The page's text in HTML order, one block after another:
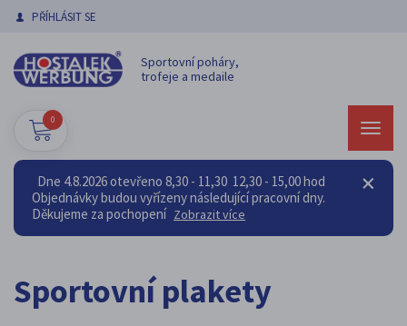
PŘÍHLÁSIT SE
Sportovní poháry,
trofeje a medaile
0
Dne 4.8.2026 otevřeno 8,30 - 11,30 12,30 - 15,00 hod
Objednávky budou vyřízeny následující pracovní dny.
Děkujeme za pochopení Zobrazit více
Sportovní plakety